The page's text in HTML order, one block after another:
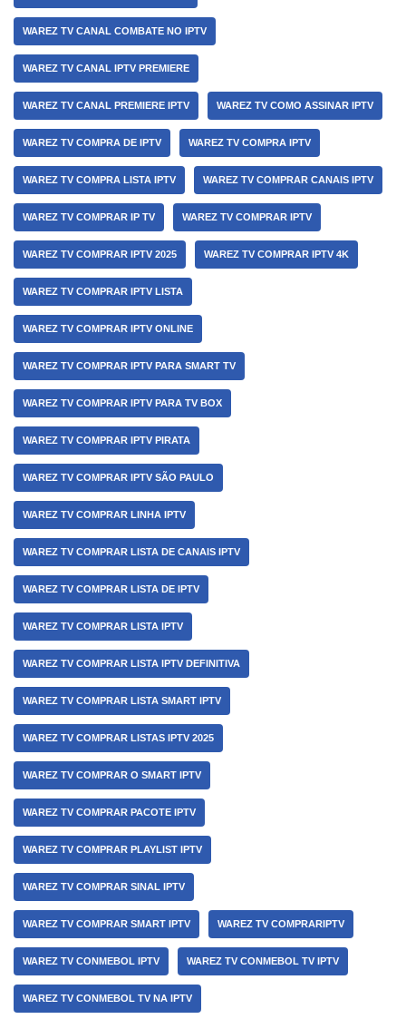
WAREZ TV CANAL COMBATE NO IPTV
WAREZ TV CANAL IPTV PREMIERE
WAREZ TV CANAL PREMIERE IPTV WAREZ TV COMO ASSINAR IPTV
WAREZ TV COMPRA DE IPTV WAREZ TV COMPRA IPTV
WAREZ TV COMPRA LISTA IPTV WAREZ TV COMPRAR CANAIS IPTV
WAREZ TV COMPRAR IP TV WAREZ TV COMPRAR IPTV
WAREZ TV COMPRAR IPTV 2025 WAREZ TV COMPRAR IPTV 4K
WAREZ TV COMPRAR IPTV LISTA
WAREZ TV COMPRAR IPTV ONLINE
WAREZ TV COMPRAR IPTV PARA SMART TV
WAREZ TV COMPRAR IPTV PARA TV BOX
WAREZ TV COMPRAR IPTV PIRATA
WAREZ TV COMPRAR IPTV SÃO PAULO
WAREZ TV COMPRAR LINHA IPTV
WAREZ TV COMPRAR LISTA DE CANAIS IPTV
WAREZ TV COMPRAR LISTA DE IPTV
WAREZ TV COMPRAR LISTA IPTV
WAREZ TV COMPRAR LISTA IPTV DEFINITIVA
WAREZ TV COMPRAR LISTA SMART IPTV
WAREZ TV COMPRAR LISTAS IPTV 2025
WAREZ TV COMPRAR O SMART IPTV
WAREZ TV COMPRAR PACOTE IPTV
WAREZ TV COMPRAR PLAYLIST IPTV
WAREZ TV COMPRAR SINAL IPTV
WAREZ TV COMPRAR SMART IPTV WAREZ TV COMPRARIPTV
WAREZ TV CONMEBOL IPTV WAREZ TV CONMEBOL TV IPTV
WAREZ TV CONMEBOL TV NA IPTV